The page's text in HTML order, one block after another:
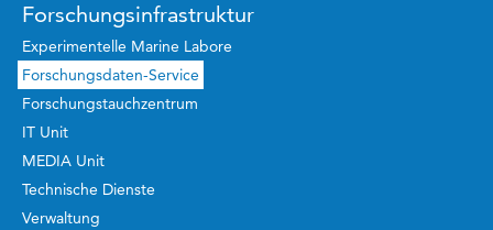
Forschungsinfrastruktur
Experimentelle Marine Labore
Forschungsdaten-Service
Forschungstauchzentrum
IT Unit
MEDIA Unit
Technische Dienste
Verwaltung